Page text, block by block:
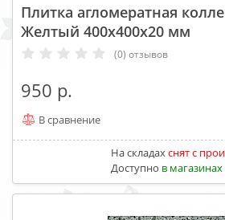
Плитка агломератная
Желтый 400х400х20 мм
(0) отзывов
950
В сравнение
На складахcнят с
Доступно в